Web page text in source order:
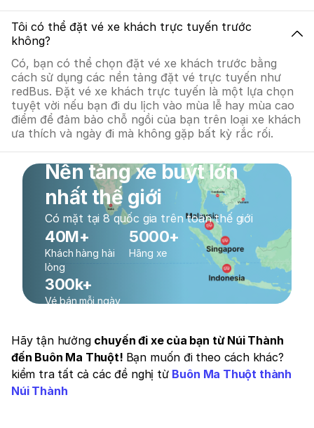
Tôi có thể đặt vé xe khách trực tuyến trước
không?
Có, bạn có thể chọn đặt vé xe khách trước bằng
cách sử dụng các nền tảng đặt vé trực tuyến như
redBus. Đặt vé xe khách trực tuyến là một lựa chọn
tuyệt vời nếu bạn đi du lịch vào mùa lễ hay mùa cao
điểm để đảm bảo chỗ ngồi của bạn trên loại xe khách
ưa thích và ngày đi mà không gặp bất kỳ rắc rối.
Nền tảng xe buýt lớn
nhất thế giới
Có mặt tại 8 quốc gia trên toàn thế giới
40M+
Khách hàng hài
lòng
5000+
Hãng xe
300k+
Vé bán mỗi ngày
Hãy tận hưởng chuyến đi xe của bạn từ Núi Thành
đến Buôn Ma Thuột! Bạn muốn đi theo cách khác?
kiểm tra tất cả các đề nghị từ Buôn Ma Thuột thành
Núi Thành